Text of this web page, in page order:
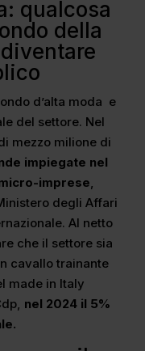
qualcosa
della
d’alta moda e
del settore. Nel
mezzo milione di
impiegate nel
imprese,
degli Affari
Al netto
che il settore sia
cavallo trainante
made in Italy
nel 2024 il 5%